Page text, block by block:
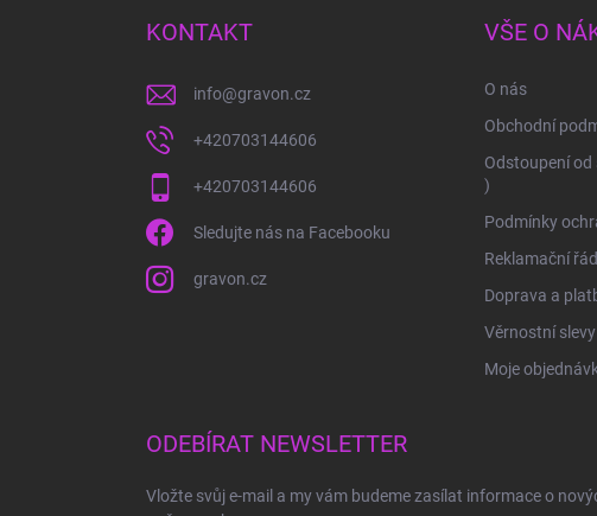
KONTAKT
info@gravon.cz
+420703144606
+420703144606
Sledujte nás na Facebooku
gravon.cz
VŠE O
O nás
Obchodní
Odstoupení
)
Podmínky
Reklamační řád
Doprava a
Věrnostní slevy
Moje
ODEBÍRAT NEWSLETTER
Vložte svůj e-mail a my vám budeme zasílat informace o